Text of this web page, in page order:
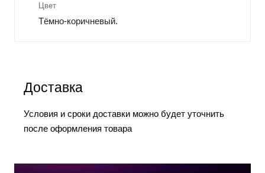
Цвет
Тёмно-коричневый.
Доставка
Условия и сроки доставки можно будет уточнить
после оформления товара